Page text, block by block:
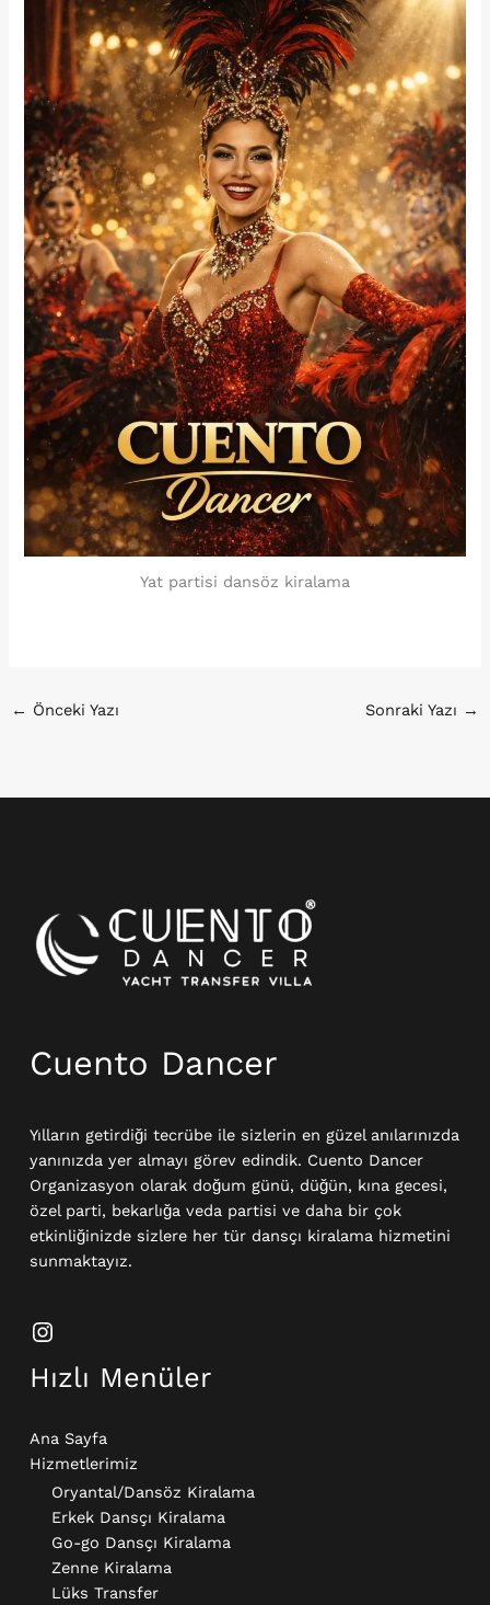
Yat partisi dansöz kiralama
← Önceki Yazı Sonraki Yazı →
Cuento Dancer
Yılların getirdiği tecrübe ile sizlerin en güzel anılarınızda
yanınızda yer almayı görev edindik. Cuento Dancer
Organizasyon olarak doğum günü, düğün, kına gecesi,
özel parti, bekarlığa veda partisi ve daha bir çok
etkinliğinizde sizlere her tür dansçı kiralama hizmetini
sunmaktayız.
Hızlı Menüler
Ana Sayfa
Hizmetlerimiz
Oryantal/Dansöz Kiralama
Erkek Dansçı Kiralama​
Go-go Dansçı Kiralama​
Zenne Kiralama
Lüks Transfer